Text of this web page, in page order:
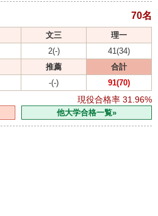
70名
文三
理一
2(-)
41(34)
推薦
合計
-(-) 91(70)
現役合格率 31.96%
他大学合格一覧»